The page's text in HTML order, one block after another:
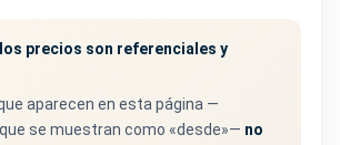
precios son referenciales y
aparecen en esta página —
se muestran como «desde»— no